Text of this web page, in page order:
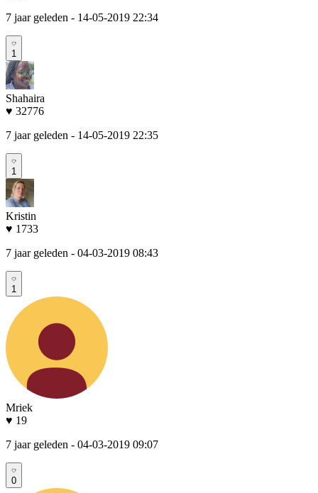
7 jaar geleden - 14-05-2019 22:34
1
Shahaira
♥ 32776
7 jaar geleden - 14-05-2019 22:35
1
Kristin
♥ 1733
7 jaar geleden - 04-03-2019 08:43
1
Mriek
♥ 19
7 jaar geleden - 04-03-2019 09:07
0